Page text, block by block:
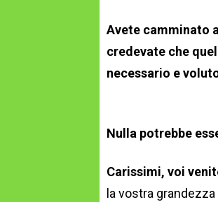
Avete camminato
credevate che
necessario e
Nulla potrebbe
Carissimi, voi
la vostra